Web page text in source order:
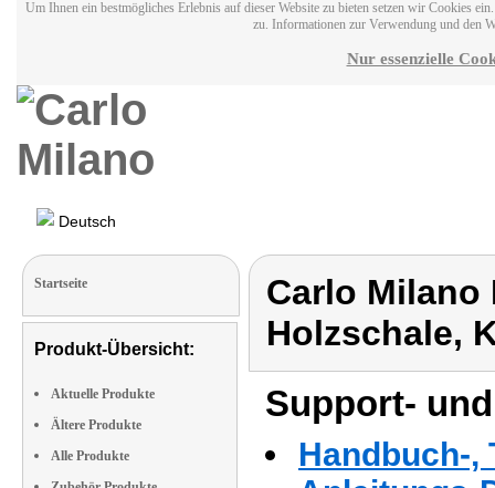
Um Ihnen ein bestmögliches Erlebnis auf dieser Website zu bieten setzen wir Cookies
zu. Informationen zur Verwendung und den
Nur essenzielle
Deutsch
Startseite
Produkt-Übersicht:
Aktuelle Produkte
Ältere Produkte
Alle Produkte
Carlo Milano
Holzschale,
Support-
Handbuch-,